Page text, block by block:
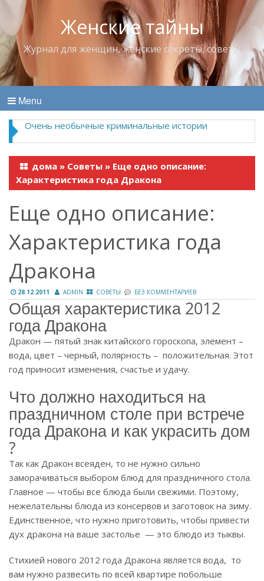
Женские тайны
Журнал для женщин, женские секреты, советы
Menu
Очень необычные криминальные истории
дома » Советы » Еще одно описание:
Характеристика года Дракона
Еще одно описание:
Характеристика года
Дракона
28.12.2011 ADMIN СОВЕТЫ БЕЗ КОММЕНТАРИЕВ
Общая характеристика 2012
года Дракона
Дракон — пятый знак китайского гороскопа, элемент –
вода, цвет – черный, полярность – положительная. Этот
год приносит изменения, счастье и удачу.
Что должно находиться на
праздничном столе при встрече
года Дракона и как украсить дом
?
Так как Дракон всеяден, то не нужно сильно
заморачиваться выбором блюд для праздничного стола.
Главное — чтобы все блюда были свежими. Поэтому,
нежелательны блюда из консервов и заготовок на зиму.
Единственное, что нужно приготовить, чтобы привести
дух дракона на ваше застолье — это блюдо из тыквы.
Стихией нового 2012 года Дракона является вода, то
вам нужно развесить по всей квартире побольше